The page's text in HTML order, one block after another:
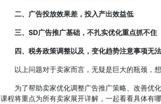
二、广告投放效果差，投入产出效益低
三、SD广告推广基础，不扎实优化重点抓不住
四、税务政策调整以及，变化趋势注意事项无
以上问题对于卖家而言，无疑是巨大的瓶颈，想
为了帮助卖家优化调整广告推广策略、改善优化
课程将重点为所有卖家展开详解，一起看看具体有